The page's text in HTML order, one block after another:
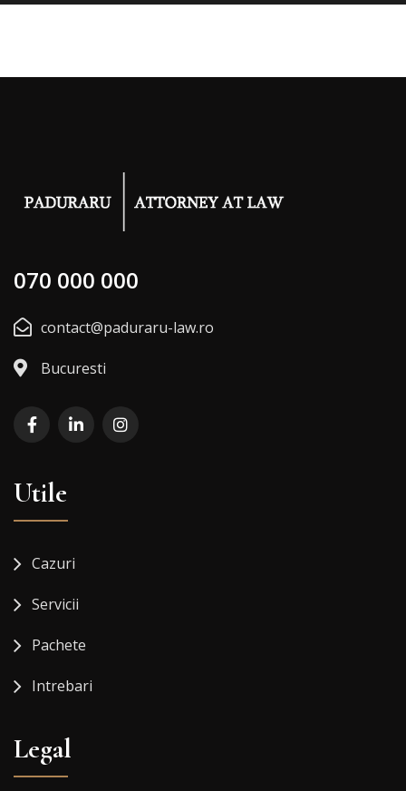
070 000 000
contact@paduraru-law.ro
Bucuresti
Utile
Cazuri
Servicii
Pachete
Intrebari
Legal